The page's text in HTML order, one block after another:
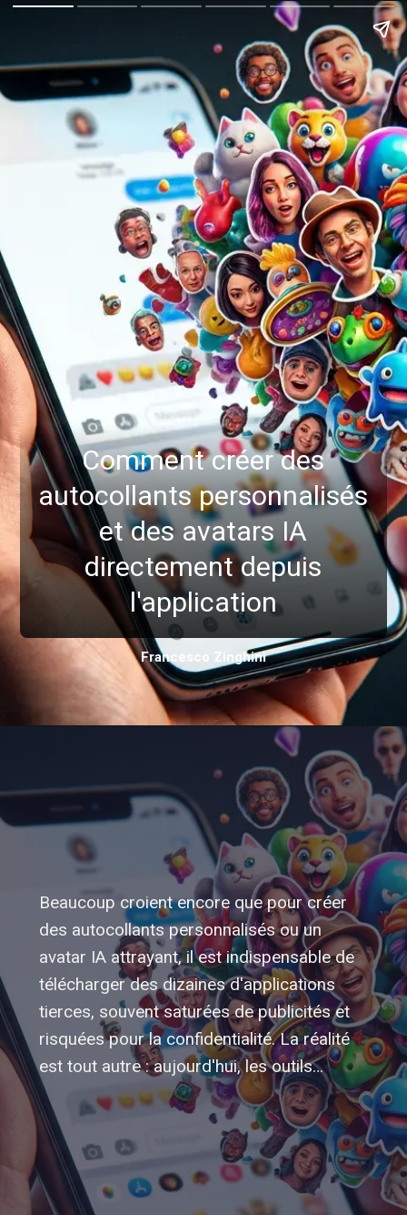
Comment créer des
autocollants personnalisés
et des avatars IA
directement depuis
l'application
Francesco Zinghinì
Beaucoup croient encore que pour créer
des autocollants personnalisés ou un
avatar IA attrayant, il est indispensable de
télécharger des dizaines d'applications
tierces, souvent saturées de publicités et
risquées pour la confidentialité. La réalité
est tout autre : aujourd'hui, les outils…